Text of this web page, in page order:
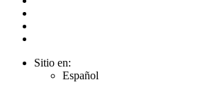
Sitio en:
Español